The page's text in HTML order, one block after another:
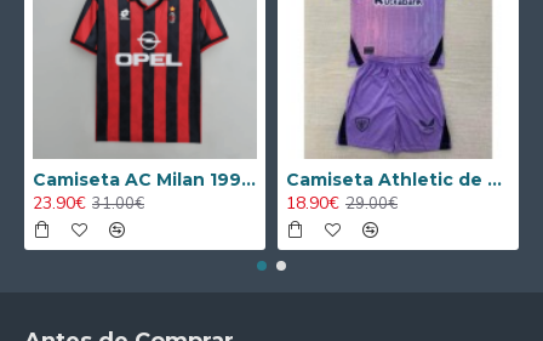
Camiseta AC Milan 1995/1996 Local Retro
23.90€ 31.00€
Camiseta Athletic de Bilbao 2024/2025 Alternativo Niño Kit
18.90€ 29.00€